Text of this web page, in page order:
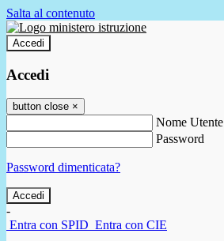
Salta al contenuto
Accedi
Accedi
button close ×
Nome Utente
Password
Password dimenticata?
-
Entra con SPID Entra con CIE